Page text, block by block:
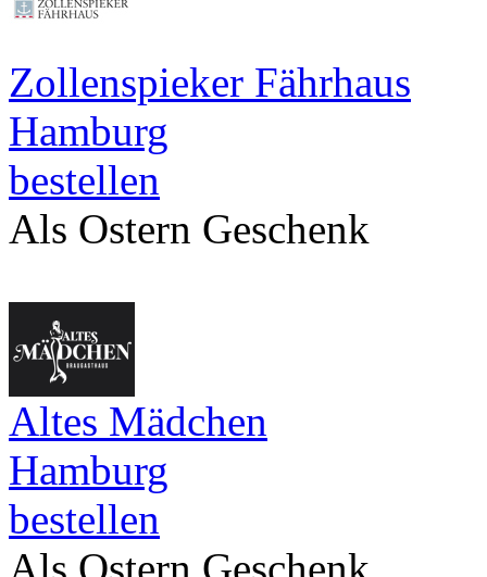
Zollenspieker Fährhaus
Hamburg
bestellen
Als Ostern Geschenk
Altes Mädchen
Hamburg
bestellen